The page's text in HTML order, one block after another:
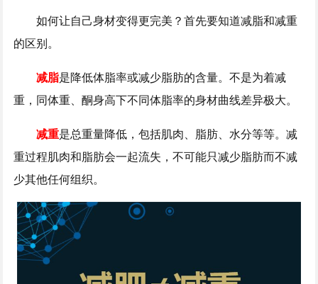
如何让自己身材变得更完美？首先要知道减脂和减重
的区别。
减脂是降低体脂率或减少脂肪的含量。不是为着减
重，同体重、酮身高下不同体脂率的身材曲线差异极大。
减重是总重量降低，包括肌肉、脂肪、水分等等。减
重过程肌肉和脂肪会一起流失，不可能只减少脂肪而不减
少其他任何组织。